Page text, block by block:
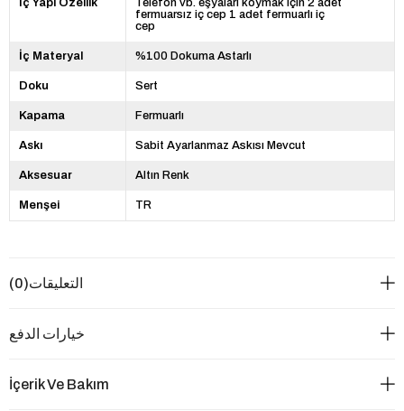
fermuarsız iç cep 1 adet fermuarlı iç
cep
İç Materyal %100 Dokuma Astarlı
Doku Sert
Kapama Fermuarlı
Askı Sabit Ayarlanmaz Askısı Mevcut
Aksesuar Altın Renk
Menşei TR
التعليقات(0)
خيارات الدفع
İçerik Ve Bakım